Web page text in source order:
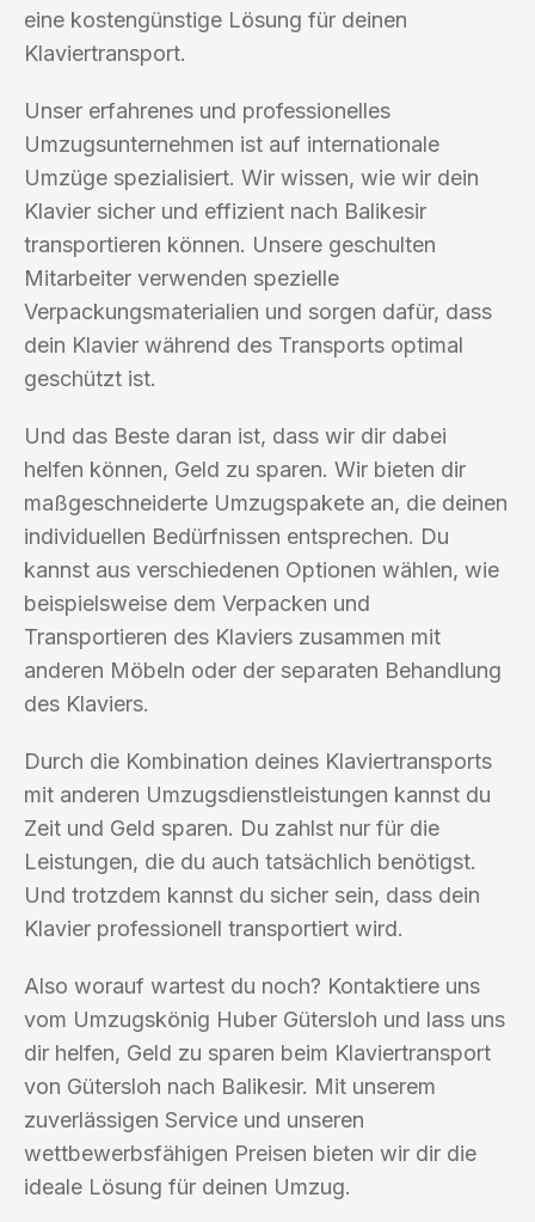
eine kostengünstige Lösung für deinen
Klaviertransport.
Unser erfahrenes und professionelles
Umzugsunternehmen ist auf internationale
Umzüge spezialisiert. Wir wissen, wie wir dein
Klavier sicher und effizient nach Balikesir
transportieren können. Unsere geschulten
Mitarbeiter verwenden spezielle
Verpackungsmaterialien und sorgen dafür, dass
dein Klavier während des Transports optimal
geschützt ist.
Und das Beste daran ist, dass wir dir dabei
helfen können, Geld zu sparen. Wir bieten dir
maßgeschneiderte Umzugspakete an, die deinen
individuellen Bedürfnissen entsprechen. Du
kannst aus verschiedenen Optionen wählen, wie
beispielsweise dem Verpacken und
Transportieren des Klaviers zusammen mit
anderen Möbeln oder der separaten Behandlung
des Klaviers.
Durch die Kombination deines Klaviertransports
mit anderen Umzugsdienstleistungen kannst du
Zeit und Geld sparen. Du zahlst nur für die
Leistungen, die du auch tatsächlich benötigst.
Und trotzdem kannst du sicher sein, dass dein
Klavier professionell transportiert wird.
Also worauf wartest du noch? Kontaktiere uns
vom Umzugskönig Huber Gütersloh und lass uns
dir helfen, Geld zu sparen beim Klaviertransport
von Gütersloh nach Balikesir. Mit unserem
zuverlässigen Service und unseren
wettbewerbsfähigen Preisen bieten wir dir die
ideale Lösung für deinen Umzug.